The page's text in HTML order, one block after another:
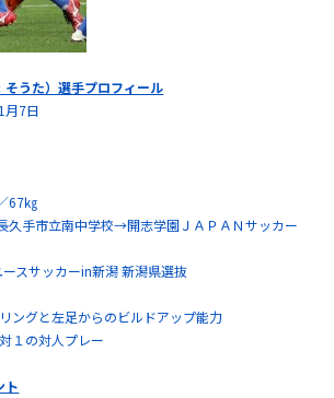
うた）選手プロフィール
月7日
67㎏
久手市立南中学校→開志学園ＪＡＰＡＮサッカー
スサッカーin新潟 新潟県選抜
ングと左足からのビルドアップ能力
１の対人プレー
ト